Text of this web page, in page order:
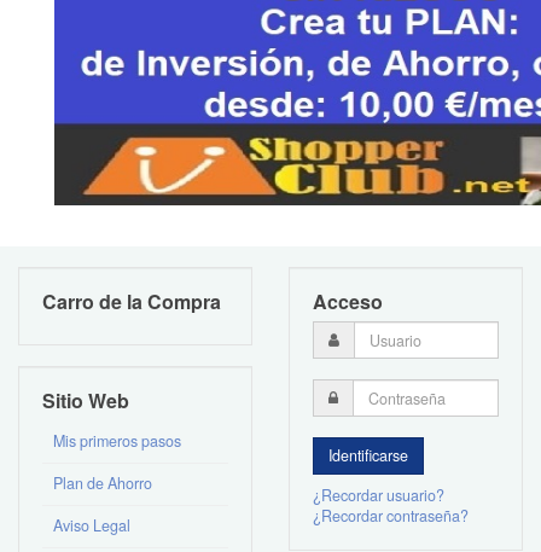
Carro de la Compra
Sitio Web
Mis primeros pasos
Plan de Ahorro
Aviso Legal
Acceso
¿Recordar usuario?
¿Recordar contraseña?